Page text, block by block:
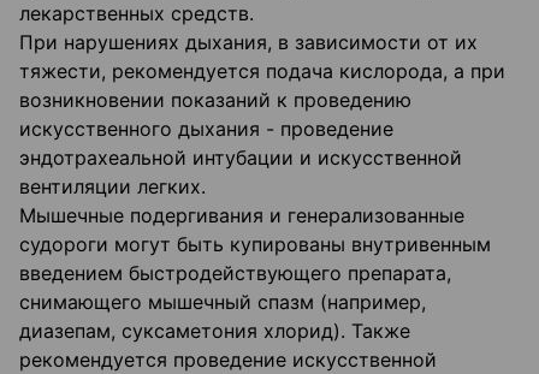
лекарственных средств.
При нарушениях дыхания, в зависимости от их
тяжести, рекомендуется подача кислорода, а при
возникновении показаний к проведению
искусственного дыхания - проведение
эндотрахеальной интубации и искусственной
вентиляции легких.
Мышечные подергивания и генерализованные
судороги могут быть купированы внутривенным
введением быстродействующего препарата,
снимающего мышечный спазм (например,
диазепам, суксаметония хлорид). Также
рекомендуется проведение искусственной